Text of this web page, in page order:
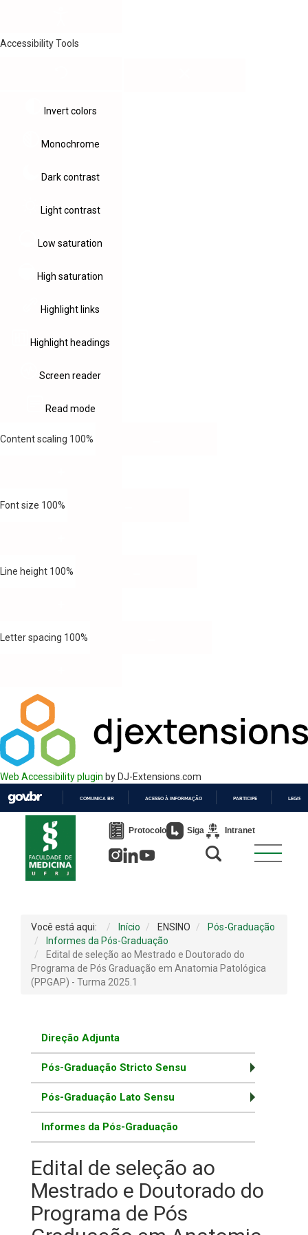
Accessibility Tools
Invert colors
Monochrome
Dark contrast
Light contrast
Low saturation
High saturation
Highlight links
Highlight headings
Screen reader
Read mode
Content scaling 100%
Font size 100%
Line height 100%
Letter spacing 100%
Web Accessibility plugin by DJ-Extensions.com
PARA
COMUNICA BR ACESSO À INFORMAÇÃO PARTICIPE
Protocolo Siga Intranet
Você está aqui: Início ENSINO
Pós-Graduação
Informes da Pós-Graduação
Edital de seleção ao Mestrado e Doutorado do
Programa de Pós Graduação em Anatomia Patológica
(PPGAP) - Turma 2025.1
Direção Adjunta
Pós-Graduação Stricto Sensu
Pós-Graduação Lato Sensu
Informes da Pós-Graduação
Edital de seleção ao
Mestrado e Doutorado do
Programa de Pós